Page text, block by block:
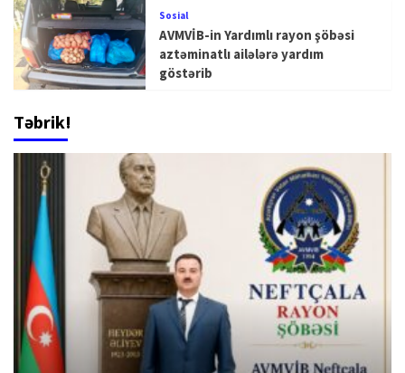
Sosial
AVMVİB-in Yardımlı rayon şöbəsi
aztəminatlı ailələrə yardım
göstərib
Təbrik!